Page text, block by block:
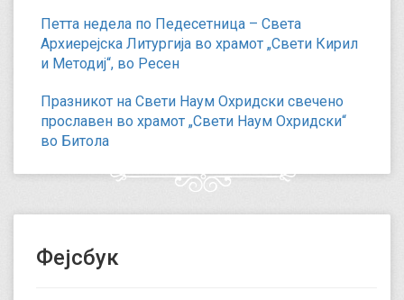
Петта недела по Педесетница – Света
Архиерејска Литургија во храмот „Свети Кирил
и Методиј“, во Ресен
Празникот на Свети Наум Охридски свечено
прославен во храмот „Свети Наум Охридски“
во Битола
Фејсбук